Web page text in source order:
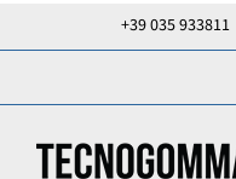
al
+39 035 933811